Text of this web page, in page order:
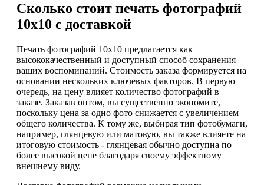
Сколько стоит печать фотографий
10х10 с доставкой
Печать фотографий 10х10 предлагается как
высококачественный и доступный способ сохранения
ваших воспоминаний. Стоимость заказа формируется на
основании нескольких ключевых факторов. В первую
очередь, на цену влияет количество фотографий в
заказе. Заказав оптом, вы существенно экономите,
поскольку цена за одно фото снижается с увеличением
общего количества. К тому же, выбирая тип фотобумаги,
например, глянцевую или матовую, вы также влияете на
итоговую стоимость - глянцевая обычно доступна по
более высокой цене благодаря своему эффектному
внешнему виду.